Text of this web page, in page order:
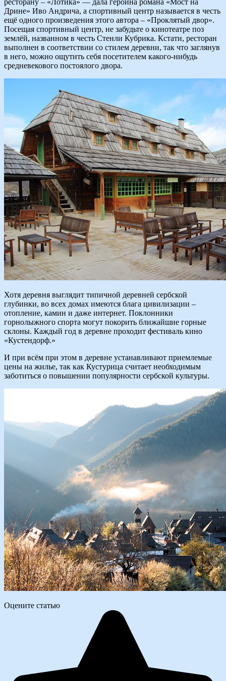
Дрине» Иво Андрича, а спортивный центр называется в честь
ещё одного произведения этого автора – «Проклятый двор».
Посещая спортивный центр, не забудьте о кинотеатре поз
землёй, названном в честь Стенли Кубрика. Кстати, ресторан
выполнен в соответствии со стилем деревни, так что заглянув
в него, можно ощутить себя посетителем какого-нибудь
средневекового постоялого двора.
Хотя деревня выглядит типичной деревней сербской
глубинки, во всех домах имеются блага цивилизации –
отопление, камин и даже интернет. Поклонники
горнолыжного спорта могут покорить ближайшие горные
склоны. Каждый год в деревне проходит фестиваль кино
«Кустендорф.»
И при всём при этом в деревне устанавливают приемлемые
цены на жилье, так как Кустурица считает необходимым
заботиться о повышении популярности сербской культуры.
Оцените статью